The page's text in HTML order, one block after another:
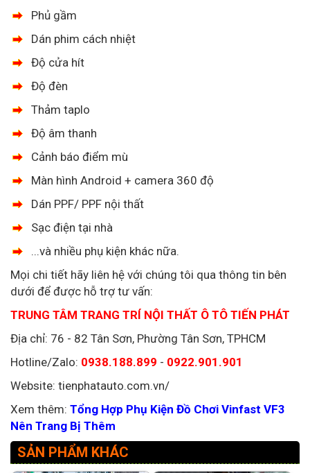
Phủ gầm
Dán phim cách nhiệt
Độ cửa hít
Độ đèn
Thảm taplo
Độ âm thanh
Cảnh báo điểm mù
Màn hình Android + camera 360 độ
Dán PPF/ PPF nội thất
Sạc điện tại nhà
...và nhiều phụ kiện khác nữa.
Mọi chi tiết hãy liên hệ với chúng tôi qua thông tin bên
dưới để được hỗ trợ tư vấn:
TRUNG TÂM TRANG TRÍ NỘI THẤT Ô TÔ TIẾN PHÁT
Địa chỉ: 76 - 82 Tân Sơn, Phường Tân Sơn, TPHCM
Hotline/Zalo: 0938.188.899 - 0922.901.901
Website: tienphatauto.com.vn/
Xem thêm: Tổng Hợp Phụ Kiện Đồ Chơi Vinfast VF3
Nên Trang Bị Thêm
SẢN PHẨM KHÁC